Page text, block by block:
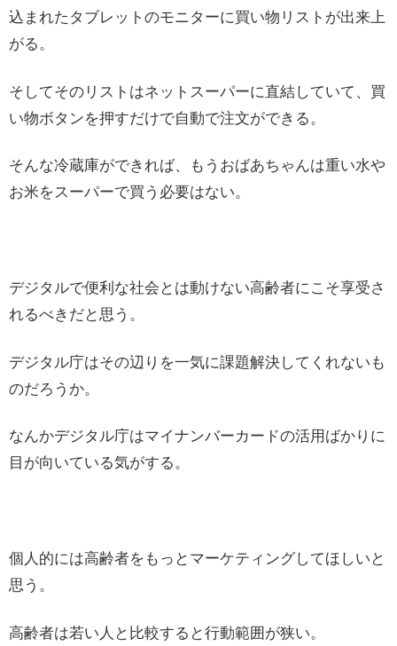
込まれたタブレットのモニターに買い物リストが出来上
がる。
そしてそのリストはネットスーパーに直結していて、買
い物ボタンを押すだけで自動で注文ができる。
そんな冷蔵庫ができれば、もうおばあちゃんは重い水や
お米をスーパーで買う必要はない。
デジタルで便利な社会とは動けない高齢者にこそ享受さ
れるべきだと思う。
デジタル庁はその辺りを一気に課題解決してくれないも
のだろうか。
なんかデジタル庁はマイナンバーカードの活用ばかりに
目が向いている気がする。
個人的には高齢者をもっとマーケティングしてほしいと
思う。
高齢者は若い人と比較すると行動範囲が狭い。